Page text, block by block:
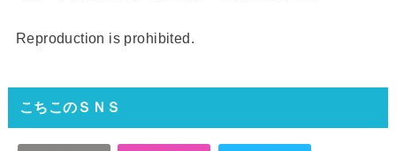
Reproduction is prohibited.
こちこのＳＮＳ